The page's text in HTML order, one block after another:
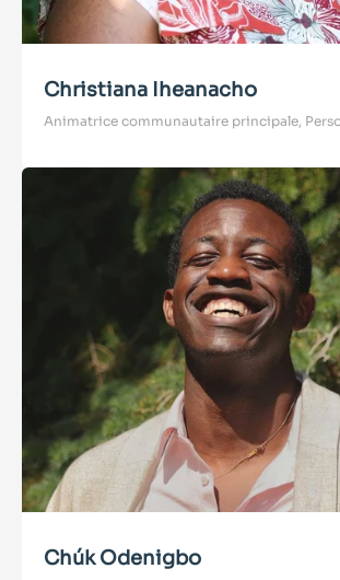
Christiana Iheanacho
Animatrice communautaire principale,
Chúk Odenigbo